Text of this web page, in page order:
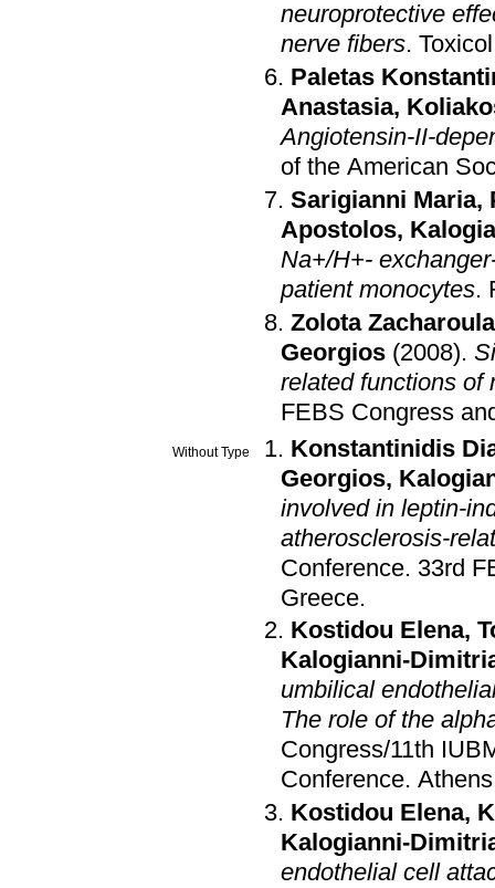
neuroprotective
nerve fibers.
Paletas
Anastasia,
Angiotensin-II-
of the American
Sarigianni Maria,
Apostolos,
Na+/H+-
patient monocytes.
Zolota Zacharoula
Georgios (2008).
related functions of
FEBS Congress
Without Type
Konstantinidis
Georgios,
involved in leptin-
atherosclerosis-
Conference. 33rd
Greece.
Kostidou Elena,
Kalogianni-
umbilical
The role of the
Congress/11th
Conference.
Kostidou Elena,
Kalogianni-
endothelial cell